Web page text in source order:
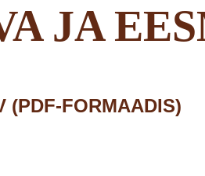
JA
(PDF-FORMAADIS)